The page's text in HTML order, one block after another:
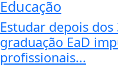
Educação
Estudar depois
graduação EaD
profissionais...